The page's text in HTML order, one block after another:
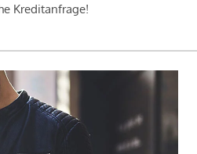
Kreditanfrage!